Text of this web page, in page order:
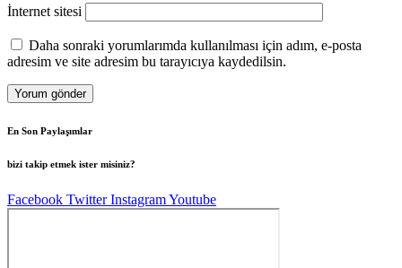
İnternet sitesi
Daha sonraki yorumlarımda kullanılması için adım, e-posta
adresim ve site adresim bu tarayıcıya kaydedilsin.
En Son Paylaşımlar
bizi takip etmek ister misiniz?
Facebook Twitter InstagramYoutube